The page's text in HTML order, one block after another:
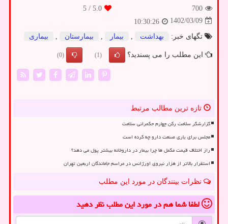
700
5.0
/ 5
1402/03/09
10:30:26
تگهای خبر:
بهداشت بیمار بیمارستان بیماری
این مطلب را می پسندید؟ (1)
(0)
تازه ترین مطالب مرتبط
گزارشگر سلامت رکن چهارم حکمرانی سلامت
مجلس برای یاری صنعت دارو چه کرده است
راز اختلاف قیمت مکمل ها چرا بیمار در داروخانه بیشتر پول می دهد؟
استقرار بالاتر از هزار نیروی اورژانس در مراسم جاماندگان اربعین تهران
نظرات بینندگان در مورد این مطلب
لطفا شما همدر مورد این مطلبنظر دهید